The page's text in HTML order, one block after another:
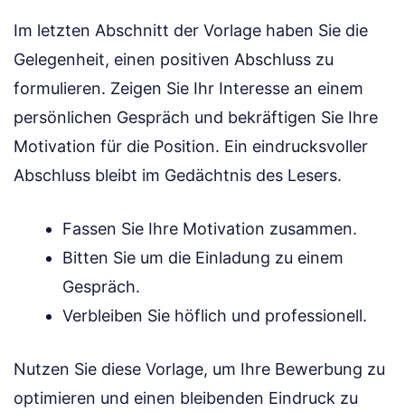
Im letzten Abschnitt der Vorlage haben Sie die
Gelegenheit, einen positiven Abschluss zu
formulieren. Zeigen Sie Ihr Interesse an einem
persönlichen Gespräch und bekräftigen Sie Ihre
Motivation für die Position. Ein eindrucksvoller
Abschluss bleibt im Gedächtnis des Lesers.
Fassen Sie Ihre Motivation zusammen.
Bitten Sie um die Einladung zu einem
Gespräch.
Verbleiben Sie höflich und professionell.
Nutzen Sie diese Vorlage, um Ihre Bewerbung zu
optimieren und einen bleibenden Eindruck zu